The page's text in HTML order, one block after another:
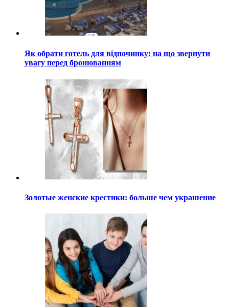
Як обрати готель для відпочинку: на що звернути
увагу перед бронюванням
Золотые женские крестики: больше чем украшение